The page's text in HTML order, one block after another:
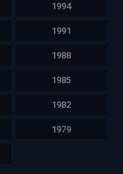
1994
1991
1988
1985
1982
1979